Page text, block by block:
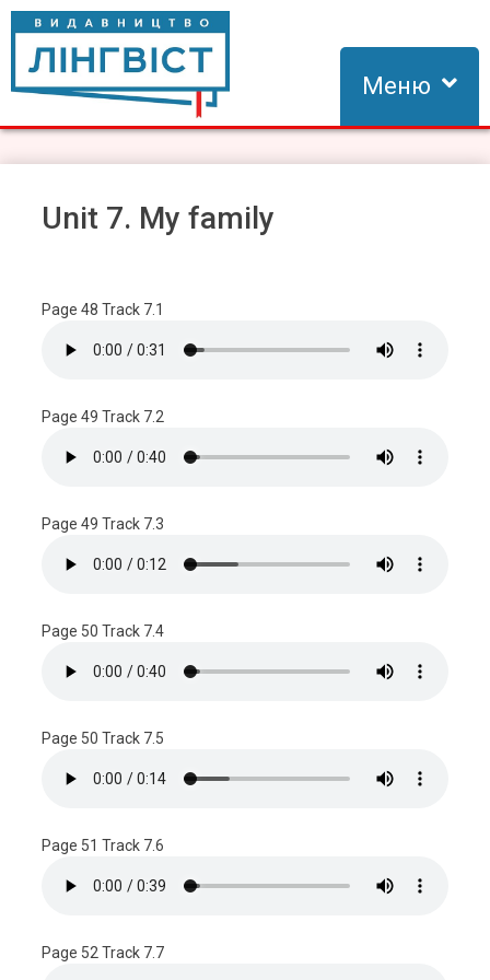
Skip
content
Видавництво Лінгвіст
Видавництво Лінгвіст – адаптація та створення видань для
Меню
Unit 7. My family
Page 48 Track 7.1
Page 49 Track 7.2
Page 49 Track 7.3
Page 50 Track 7.4
Page 50 Track 7.5
Page 51 Track 7.6
Page 52 Track 7.7